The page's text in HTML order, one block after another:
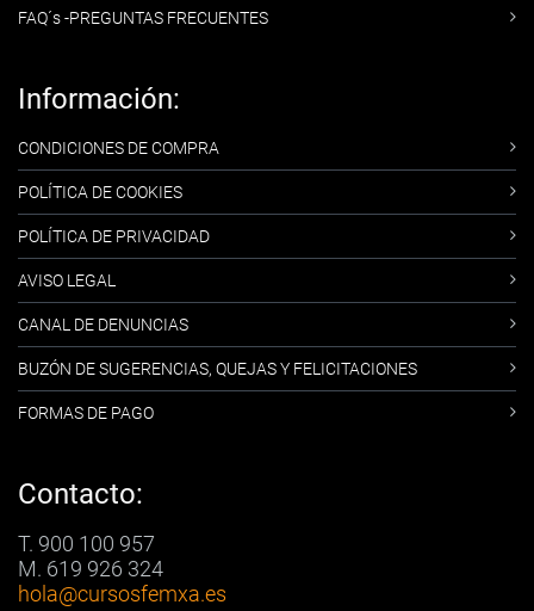
FAQ´s -PREGUNTAS FRECUENTES
Información:
CONDICIONES DE COMPRA
POLÍTICA DE COOKIES
POLÍTICA DE PRIVACIDAD
AVISO LEGAL
CANAL DE DENUNCIAS
BUZÓN DE SUGERENCIAS, QUEJAS Y FELICITACIONES
FORMAS DE PAGO
Contacto:
T. 900 100 957
M. 619 926 324
hola@cursosfemxa.es